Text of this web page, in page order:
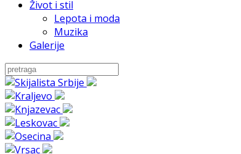
Život i stil
Lepota i moda
Muzika
Galerije